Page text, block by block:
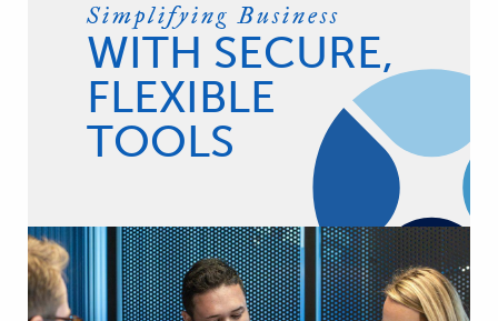
Simplifying Business
WITH SECURE,
FLEXIBLE
TOOLS